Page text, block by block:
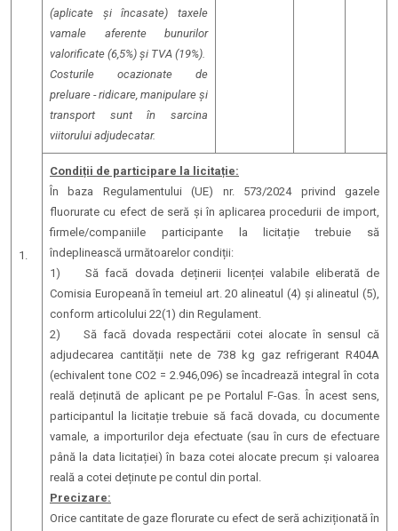
1.
(aplicate și încasate) taxele
vamale aferente bunurilor
valorificate (6,5%) și TVA (19%).
Costurile ocazionate de
preluare - ridicare, manipulare și
transport sunt în sarcina
viitorului adjudecatar.
Condiții de participare la licitație:
În baza Regulamentului (UE) nr. 573/2024 privind gazele
fluorurate cu efect de seră și în aplicarea procedurii de import,
firmele/companiile participante la licitație trebuie să
îndeplinească următoarelor condiții:
1) Să facă dovada deținerii licenței valabile eliberată de
Comisia Europeană în temeiul art. 20 alineatul (4) și alineatul (5),
conform articolului 22(1) din Regulament.
2) Să facă dovada respectării cotei alocate în sensul că
adjudecarea cantității nete de 738 kg gaz refrigerant R404A
(echivalent tone CO2 = 2.946,096) se încadrează integral în cota
reală deținută de aplicant pe pe Portalul F-Gas. În acest sens,
participantul la licitație trebuie să facă dovada, cu documente
vamale, a importurilor deja efectuate (sau în curs de efectuare
până la data licitației) în baza cotei alocate precum și valoarea
reală a cotei deținute pe contul din portal.
Precizare:
Orice cantitate de gaze florurate cu efect de seră achiziționată în